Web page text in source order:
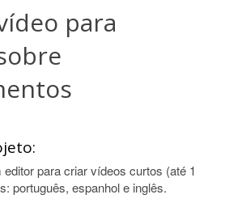
para
para criar vídeos curtos (até 1
português, espanhol e inglês.